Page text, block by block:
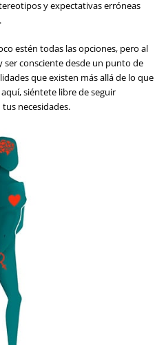
y expectativas erróneas
estén todas las opciones, pero al
consciente desde un punto de
que existen más allá de lo que
siéntete libre de seguir
necesidades.